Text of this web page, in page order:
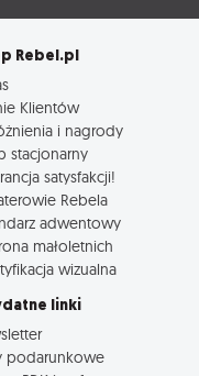
Rebel.pl
Klientów
i nagrody
stacjonarny
satysfakcji!
Rebela
adwentowy
małoletnich
wizualna
linki
podarunkowe